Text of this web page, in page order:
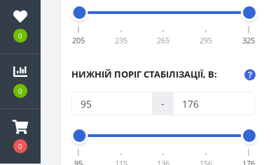
0
0
0
205 235 265 295 325
НИЖНІЙ ПОРІГ СТАБІЛІЗАЦІЇ, В:
-